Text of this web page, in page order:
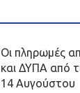
Οι πληρωμές
και ΔΥΠΑ από
14 Αυγούστου